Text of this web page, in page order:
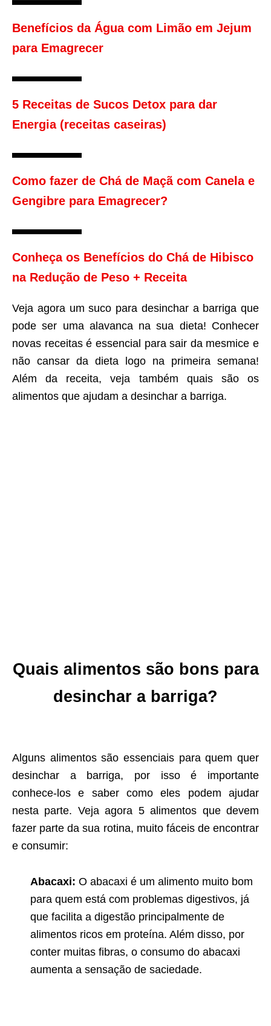
Benefícios da Água com Limão em Jejum
para Emagrecer
5 Receitas de Sucos Detox para dar
Energia (receitas caseiras)
Como fazer de Chá de Maçã com Canela e
Gengibre para Emagrecer?
Conheça os Benefícios do Chá de Hibisco
na Redução de Peso + Receita
Veja agora um suco para desinchar a barriga que
pode ser uma alavanca na sua dieta! Conhecer
novas receitas é essencial para sair da mesmice e
não cansar da dieta logo na primeira semana!
Além da receita, veja também quais são os
alimentos que ajudam a desinchar a barriga.
Quais alimentos são bons para
desinchar a barriga?
Alguns alimentos são essenciais para quem quer
desinchar a barriga, por isso é importante
conhece-los e saber como eles podem ajudar
nesta parte. Veja agora 5 alimentos que devem
fazer parte da sua rotina, muito fáceis de encontrar
e consumir:
Abacaxi: O abacaxi é um alimento muito bom
para quem está com problemas digestivos, já
que facilita a digestão principalmente de
alimentos ricos em proteína. Além disso, por
conter muitas fibras, o consumo do abacaxi
aumenta a sensação de saciedade.